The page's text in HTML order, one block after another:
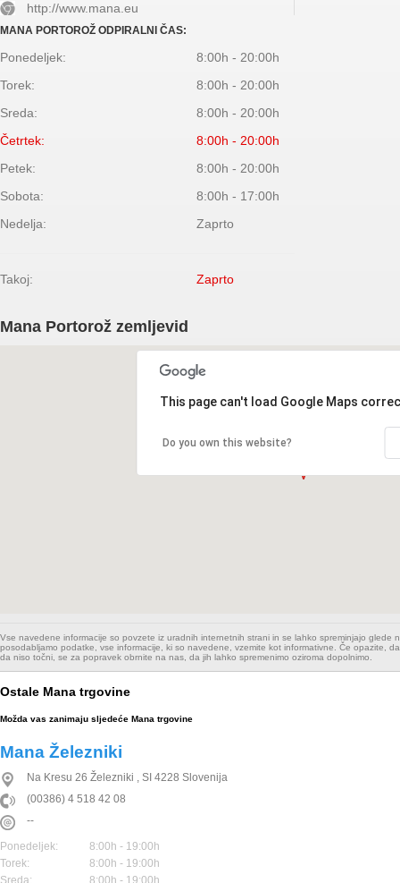
http://www.mana.eu
MANA PORTOROŽ ODPIRALNI ČAS:
Ponedeljek:
8:00h - 20:00h
Torek:
8:00h - 20:00h
Sreda:
8:00h - 20:00h
Četrtek:
8:00h - 20:00h
Petek:
8:00h - 20:00h
Sobota:
8:00h - 17:00h
Nedelja:
Zaprto
Takoj: Zaprto
Mana Portorož zemljevid
This page can't load Google Maps
Do you own this website?
Vse navedene informacije so povzete iz uradnih internetnih strani in se lahko spreminjajo glede
posodabljamo podatke, vse informacije, ki so navedene, vzemite kot informativne. Če opazite,
da niso točni, se za popravek obrnite na nas, da jih lahko spremenimo oziroma dopolnimo.
Ostale Mana trgovine
Možda vas zanimaju sljedeće Mana trgovine
Mana Železniki
Na Kresu 26 Železniki , SI 4228 Slovenija
(00386) 4 518 42 08
--
Ponedeljek:
8:00h - 19:00h
Torek:
8:00h - 19:00h